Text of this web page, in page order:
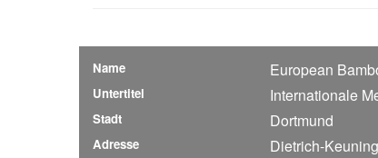
Name European
Untertitel Internationale
Stadt Dortmund
Adresse Dietrich-